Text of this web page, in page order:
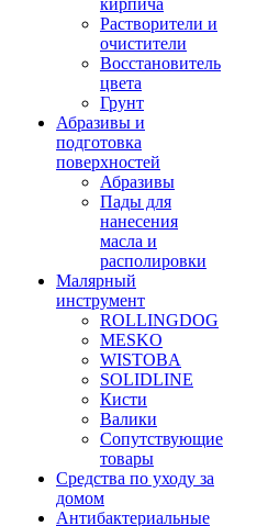
Растворители и
очистители
Восстановитель
цвета
Грунт
Абразивы и
подготовка
поверхностей
Абразивы
Пады для
нанесения
масла и
располировки
Малярный
инструмент
ROLLINGDOG
MESKO
WISTOBA
SOLIDLINE
Кисти
Валики
Сопутствующие
товары
Средства по уходу за
домом
Антибактериальные